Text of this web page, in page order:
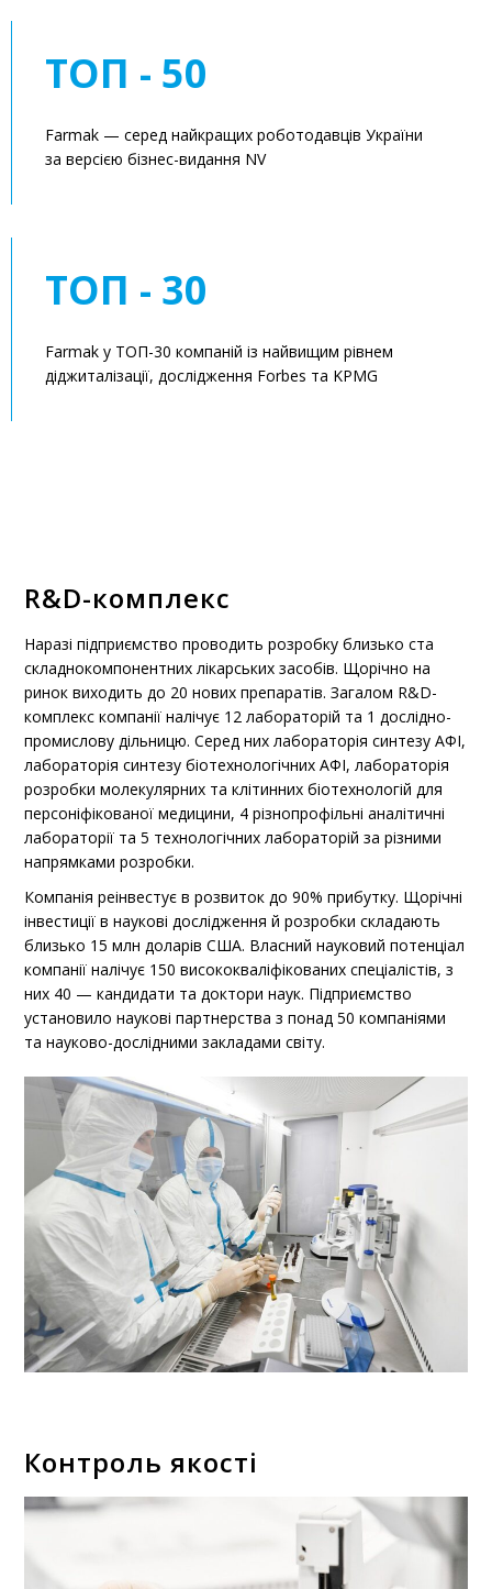
ТОП - 50
Farmak — серед найкращих роботодавців України
за версією бізнес-видання NV
ТОП - 30
Farmak у ТОП-30 компаній із найвищим рівнем
діджиталізації, дослідження Forbes та KPMG
R&D-комплекс
Наразі підприємство проводить розробку близько ста
складнокомпонентних лікарських засобів. Щорічно на
ринок виходить до 20 нових препаратів. Загалом R&D-
комплекс компанії налічує 12 лабораторій та 1 дослідно-
промислову дільницю. Серед них лабораторія синтезу АФІ,
лабораторія синтезу біотехнологічних АФІ, лабораторія
розробки молекулярних та клітинних біотехнологій для
персоніфікованої медицини, 4 різнопрофільні аналітичні
лабораторії та 5 технологічних лабораторій за різними
напрямками розробки.
Компанія реінвестує в розвиток до 90% прибутку. Щорічні
інвестиції в наукові дослідження й розробки складають
близько 15 млн доларів США. Власний науковий потенціал
компанії налічує 150 висококваліфікованих спеціалістів, з
них 40 — кандидати та доктори наук. Підприємство
установило наукові партнерства з понад 50 компаніями
та науково-дослідними закладами світу.
Контроль якості